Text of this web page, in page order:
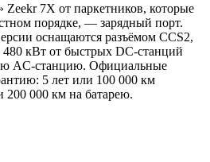
Zeekr 7X от паркетников, которые
порядке, — зарядный порт.
оснащаются разъёмом CCS2,
кВт от быстрых DC-станций
AC-станцию. Официальные
5 лет или 100 000 км
200 000 км на батарею.